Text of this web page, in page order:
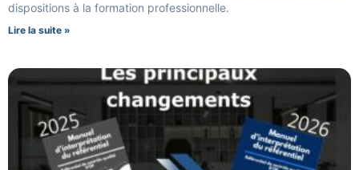
dispositions à la formation professionnelle.
Lire la suite »